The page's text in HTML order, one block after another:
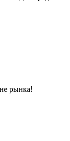
рынка!